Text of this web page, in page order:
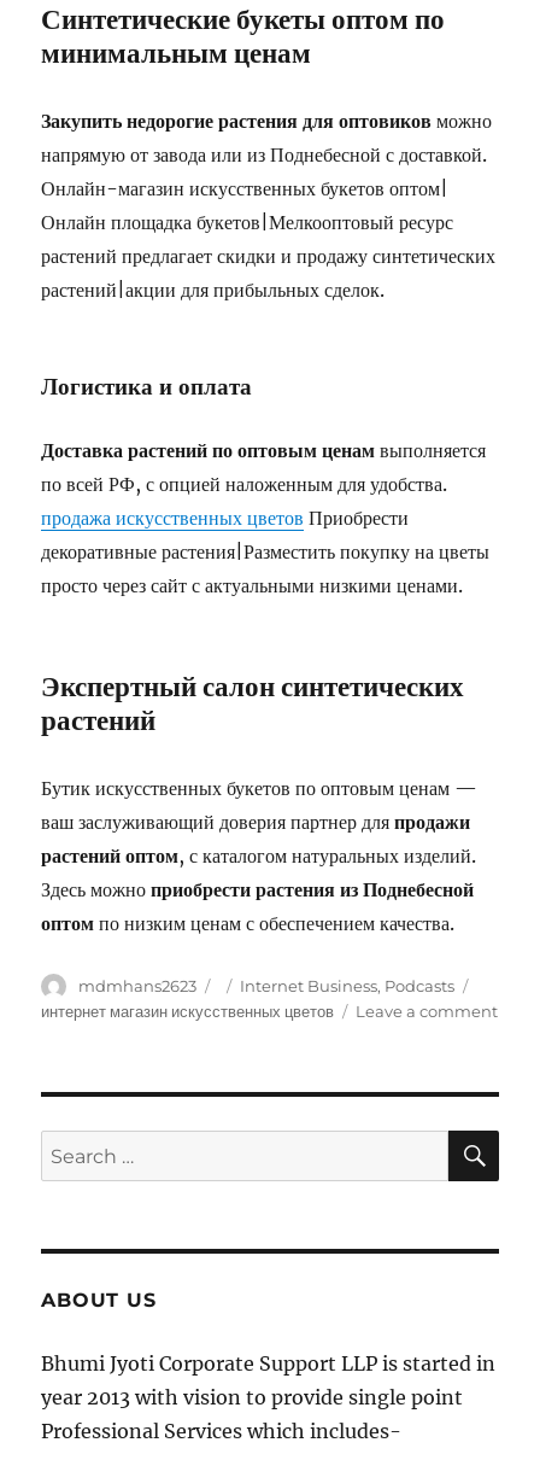
Синтетические букеты оптом по
минимальным ценам
Закупить недорогие растения для оптовиков можно
напрямую от завода или из Поднебесной с доставкой.
Онлайн-магазин искусственных букетов оптом|
Онлайн площадка букетов|Мелкооптовый ресурс
растений предлагает скидки и продажу синтетических
растений|акции для прибыльных сделок.
Логистика и оплата
Доставка растений по оптовым ценам выполняется
по всей РФ, с опцией наложенным для удобства.
продажа искусственных цветов Приобрести
декоративные растения|Разместить покупку на цветы
просто через сайт с актуальными низкими ценами.
Экспертный салон синтетических
растений
Бутик искусственных букетов по оптовым ценам —
ваш заслуживающий доверия партнер дляпродажи
растений оптом, с каталогом натуральных изделий.
Здесь можноприобрести растения из Поднебесной
оптом по низким ценам с обеспечением качества.
Author
mdmhans2623
Posted
on
Categories
Internet Business, Podcasts
интернет магазин искусственных цветов
Leave a comment
Search
for:
ABOUT US
Bhumi Jyoti Corporate Support LLP is started in
year 2013 with vision to provide single point
Professional Services which includes-